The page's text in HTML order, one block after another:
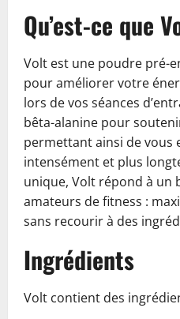
Qu’est-ce que
Volt est une poudre pré-
pour améliorer votre
lors de vos séances
bêta-alanine pour
permettant ainsi de vous
intensément et plus
unique, Volt répond à un
amateurs de fitness :
sans recourir à des
Ingrédients
Volt contient des